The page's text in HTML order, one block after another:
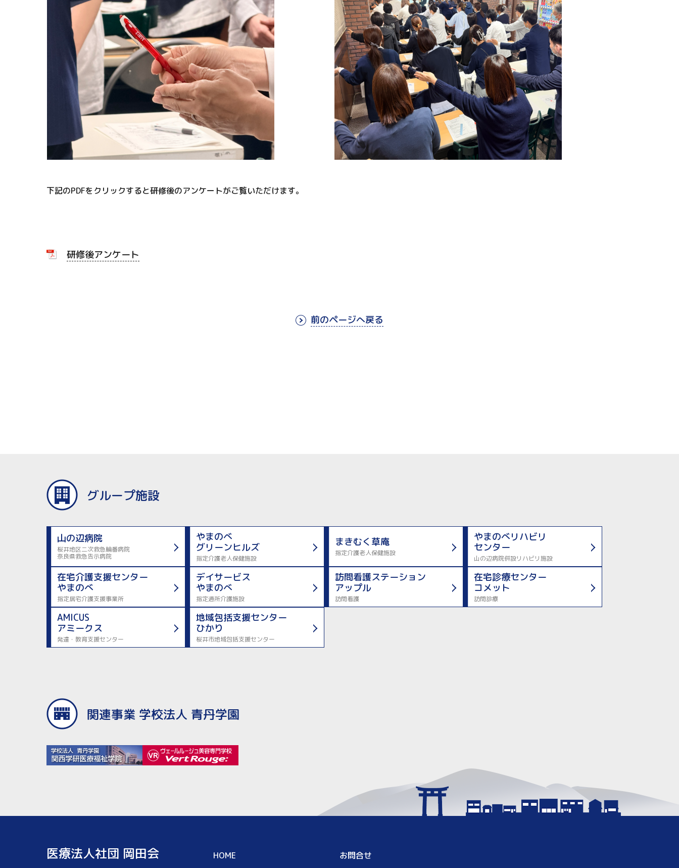
下記のPDFをクリックすると研修後のアンケートがご覧いただけます。
研修後アンケート
前のページへ戻る
グループ施設
山の辺病院
桜井地区二次救急輪番病院
奈良県救急告示病院
やまのべ
グリーンヒルズ
指定介護老人保健施設
まきむく草庵
指定介護老人保健施設
やまのべリハビリ
センター
山の辺病院併設リハビリ施設
在宅介護支援センター
やまのべ
指定居宅介護支援事業所
デイサービス
やまのべ
指定通所介護施設
訪問看護ステーション
アップル
訪問看護
在宅診療センター
コメット
訪問診療
AMICUS
アミークス
発達・教育支援センター
地域包括支援センター
ひかり
桜井市地域包括支援センター
関連事業 学校法人 青丹学園
医療法人社団 岡田会 HOME お問合せ